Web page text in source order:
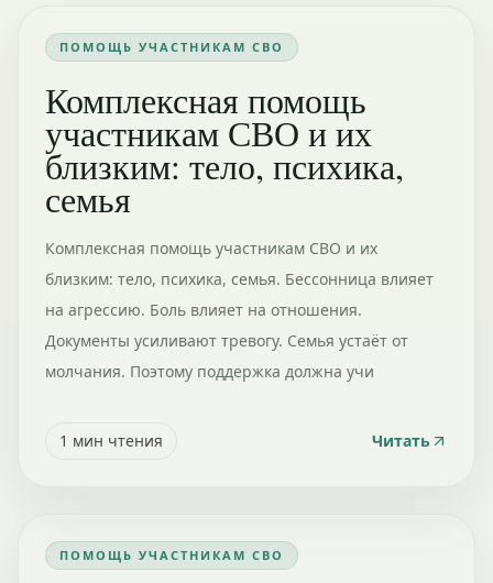
ПОМОЩЬ УЧАСТНИКАМ СВО
Комплексная помощь
участникам СВО и их
близким: тело, психика,
семья
Комплексная помощь участникам СВО и их
близким: тело, психика, семья. Бессонница влияет
на агрессию. Боль влияет на отношения.
Документы усиливают тревогу. Семья устаёт от
молчания. Поэтому поддержка должна учи
1 мин чтения Читать
ПОМОЩЬ УЧАСТНИКАМ СВО